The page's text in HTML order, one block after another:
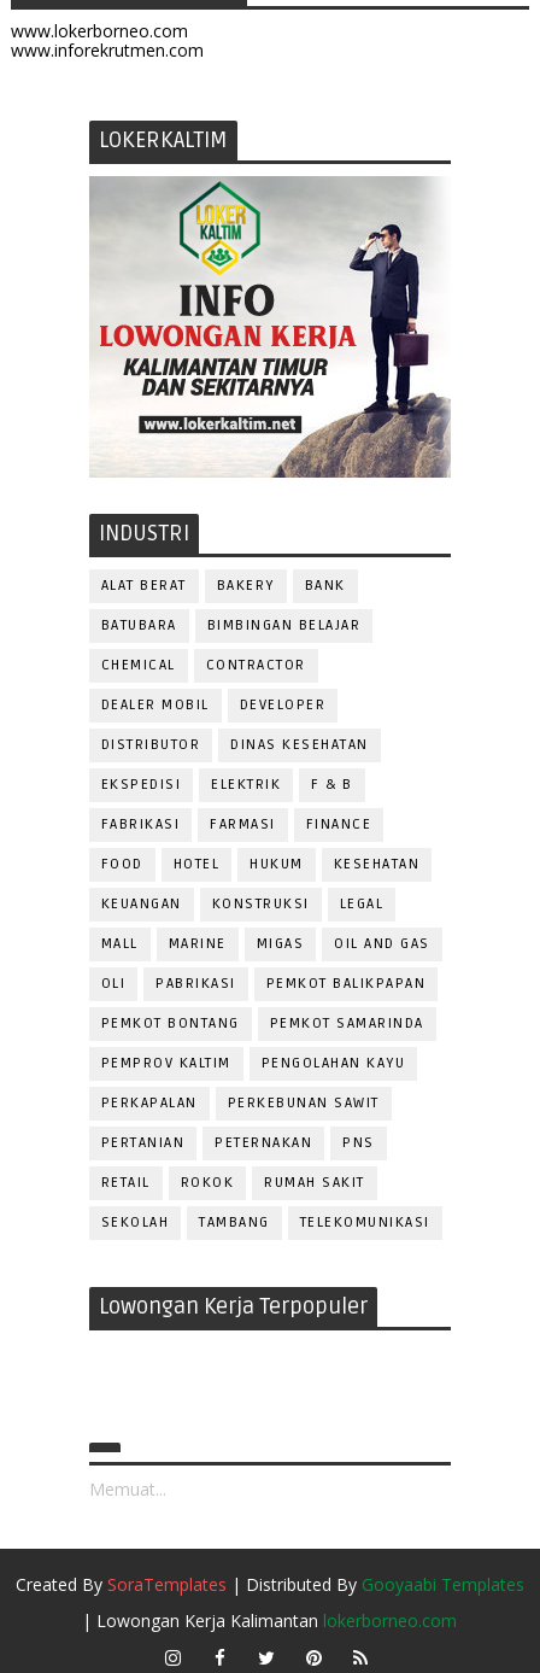
www.lokerborneo.com
www.inforekrutmen.com
LOKERKALTIM
INDUSTRI
ALAT BERAT BAKERY BANK
BATUBARA BIMBINGAN BELAJAR
CHEMICAL CONTRACTOR
DEALER MOBIL DEVELOPER
DISTRIBUTOR DINAS KESEHATAN
EKSPEDISI ELEKTRIK F & B
FABRIKASI FARMASI FINANCE
FOOD HOTEL HUKUM KESEHATAN
KEUANGAN KONSTRUKSI LEGAL
MALL MARINE MIGAS OIL AND GAS
OLI PABRIKASI PEMKOT BALIKPAPAN
PEMKOT BONTANG PEMKOT SAMARINDA
PEMPROV KALTIM PENGOLAHAN KAYU
PERKAPALAN PERKEBUNAN SAWIT
PERTANIAN PETERNAKAN PNS
RETAIL ROKOK RUMAH SAKIT
SEKOLAH TAMBANG TELEKOMUNIKASI
Lowongan Kerja Terpopuler
Memuat...
Created By SoraTemplates | Distributed By Gooyaabi Templates
| Lowongan Kerja Kalimantan lokerborneo.com